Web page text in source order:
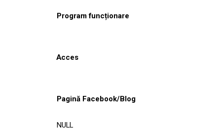
Program funcționare
Acces
Pagină Facebook/Blog
NULL